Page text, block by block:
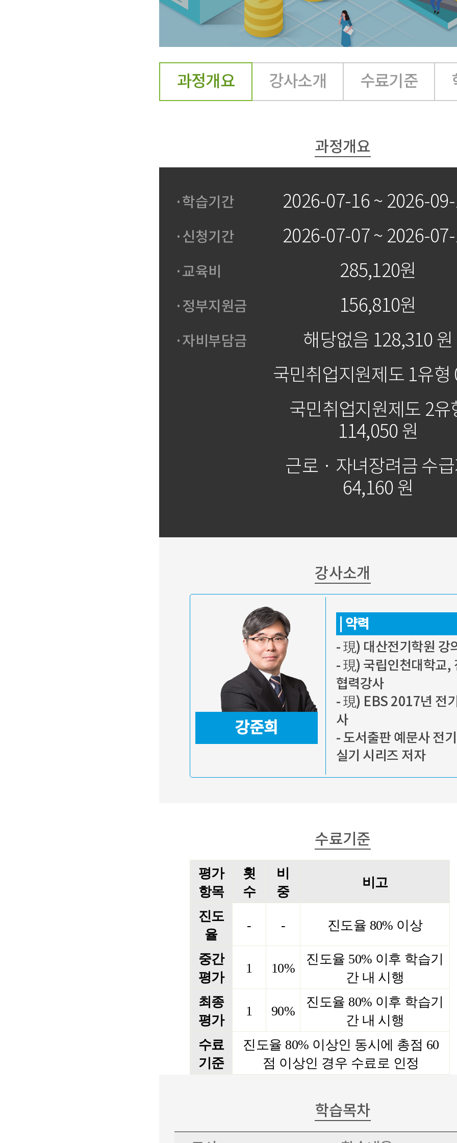
과정개요 강사소개 수료기준
과정개요
·학습기간 2026-07-16 ~ 2026-
·신청기간 2026-07-07 ~ 2026-
·교육비 285,120원
·정부지원금 156,810원
·자비부담금
해당없음 128,310 원
국민취업지원제도 1유형
국민취업지원제도 2유
114,050 원
근로 · 자녀장려금 수
64,160 원
강사소개
강준희
약력
- 現) 대산전기학원 강
- 現) 국립인천대학교,
협력강사
- 現) EBS 2017년 전
사
- 도서출판 예문사 전
실기 시리즈 저자
수료기준
평가
항목
횟
수
비
중
비고
진도
율
- - 진도율 80% 이상
중간
평가
1 10%
진도율 50% 이후 학습기
간 내 시행
최종
평가
1 90%
진도율 80% 이후 학습기
간 내 시행
수료
기준
진도율 80% 이상인 동시에 총점 60
점 이상인 경우 수료로 인정
학습목차